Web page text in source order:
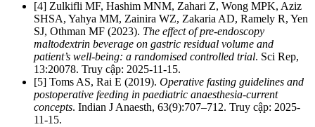
[4] Zulkifli MF, Hashim MNM, Zahari Z, Wong MPK, Aziz
SHSA, Yahya MM, Zainira WZ, Zakaria AD, Ramely R, Yen
SJ, Othman MF (2023). The effect of pre-endoscopy
maltodextrin beverage on gastric residual volume and
patient’s well-being: a randomised controlled trial. Sci Rep,
13:20078. Truy cập: 2025-11-15.
[5] Toms AS, Rai E (2019). Operative fasting guidelines and
postoperative feeding in paediatric anaesthesia-current
concepts. Indian J Anaesth, 63(9):707–712. Truy cập: 2025-
11-15.